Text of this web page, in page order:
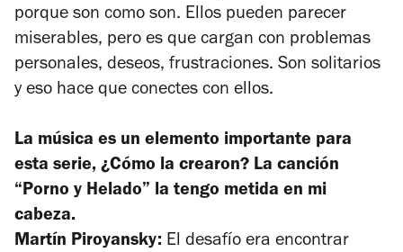
porque son como son. Ellos pueden parecer
miserables, pero es que cargan con problemas
personales, deseos, frustraciones. Son solitarios
y eso hace que conectes con ellos.
La música es un elemento importante para
esta serie, ¿Cómo la crearon? La canción
“Porno y Helado” la tengo metida en mi
cabeza.
Martín Piroyansky: El desafío era encontrar